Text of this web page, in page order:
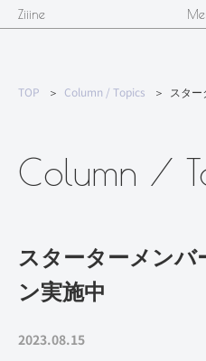
Ziiine
TOP Column / Topics スタ
Column /
スターターメンバ
ン実施中
2023.08.15